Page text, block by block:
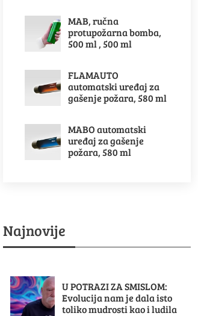
MAB, ručna
protupožarna bomba,
500 ml , 500 ml
FLAMAUTO
automatski uređaj za
gašenje požara, 580 ml
MABO automatski
uređaj za gašenje
požara, 580 ml
Najnovije
U POTRAZI ZA SMISLOM:
Evolucija nam je dala isto
toliko mudrosti kao i ludila